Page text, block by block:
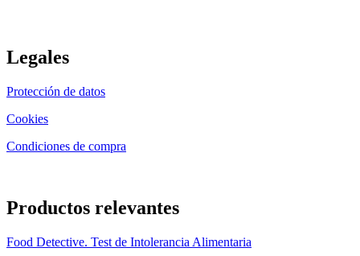
Legales
Protección de datos
Cookies
Condiciones de compra
Productos relevantes
Food Detective. Test de Intolerancia Alimentaria